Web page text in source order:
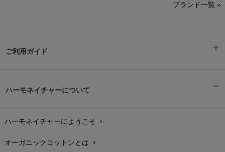
生活アートクラブ
nanadecor（ナナデェコール）
ぬくぐるみ工房
Haruulala（ハルウララ）
kidscase（キッズケース）
LITTLE INDIANS（リトルインディアンズ）
maggies（マギーズ）
MAINIO（マイニオ）
ブランド一覧 »
ご利用ガイド
配送と送料chevron_right
在庫状況と発送予定chevron_right
ハーモネイチャーについて
ハーモネイチャーにようこそ chevron_right
オーガニックコットンとは chevron_right